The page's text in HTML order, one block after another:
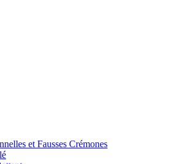
et Fausses Crémones